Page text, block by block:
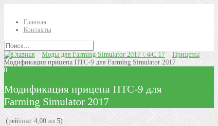
Главная
Контакты
–Моды для Farming Simulator 2017 \ ФС 17– Прицепы –
Модификация прицепа ПТС-9 для Farming Simulator 2017
0
Модификация прицепа ПТС-9 для
Farming Simulator 2017
(рейтинг 4,00 из 5)